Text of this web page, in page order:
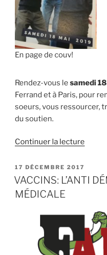
En page de couv!
Rendez-vous le samedi
Ferrand et à Paris, pour
soeurs, vous ressourcer,
du soutien.
Continuer la lecture
votre
frère
ou
votre
PUBLIÉ
LE
17 DÉCEMBRE 2017
VACCINS: L’ANTI
MÉDICALE